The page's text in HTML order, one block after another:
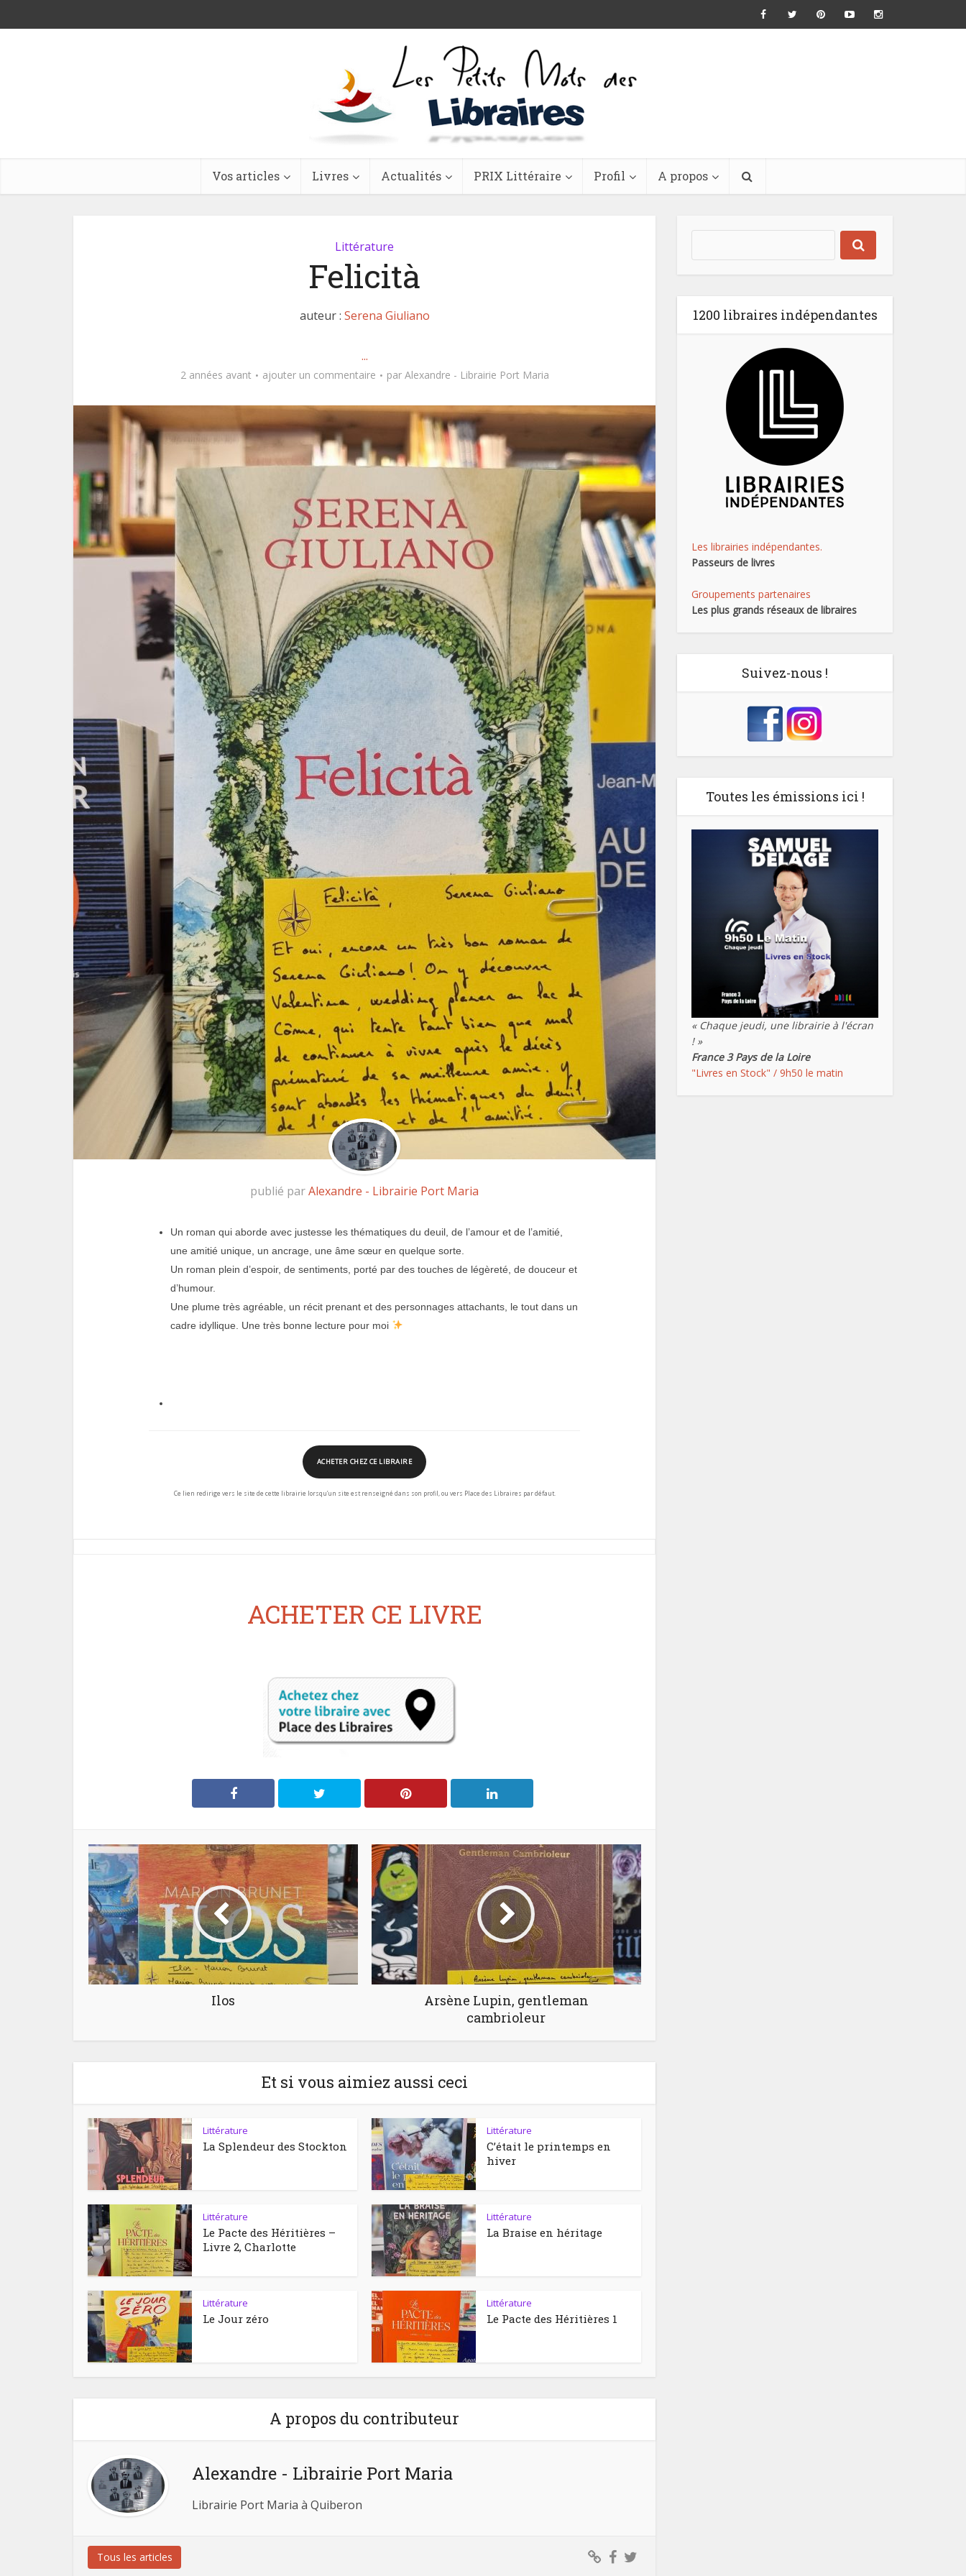
Vos articles Livres Actualités PRIX Littéraire Profil A propos
Littérature
Felicità
auteur : Serena Giuliano
...
2 années avant ajouter un commentaire par Alexandre - Librairie Port Maria
publié parAlexandre - Librairie Port Maria
Un roman qui aborde avec justesse les thématiques du deuil, de l’amour et de l’amitié,
une amitié unique, un ancrage, une âme sœur en quelque sorte.
Un roman plein d’espoir, de sentiments, porté par des touches de légèreté, de douceur et
d’humour.
Une plume très agréable, un récit prenant et des personnages attachants, le tout dans un
cadre idyllique. Une très bonne lecture pour moi
ACHETER CHEZ CE LIBRAIRE
Ce lien redirige vers le site de cette librairie lorsqu’un site est renseigné dans son profil, ou vers Place des Libraires par défaut.
ACHETER CE LIVRE
Ilos
Arsène Lupin, gentleman
cambrioleur
Et si vous aimiez aussi ceci
Littérature
La Splendeur des Stockton
Littérature
C’était le printemps en
hiver
Littérature
Le Pacte des Héritières –
Livre 2, Charlotte
Littérature
La Braise en héritage
Littérature
Le Jour zéro
Littérature
Le Pacte des Héritières 1
A propos du contributeur
Alexandre - Librairie Port Maria
Librairie Port Maria à Quiberon
Tous les articles
1200 libraires indépendantes
Les librairies indépendantes.
Passeurs de livres
Groupements partenaires
Les plus grands réseaux de libraires
Suivez-nous !
Toutes les émissions ici !
« Chaque jeudi, une librairie à l'écran
! »
France 3 Pays de la Loire
"Livres en Stock" / 9h50 le matin